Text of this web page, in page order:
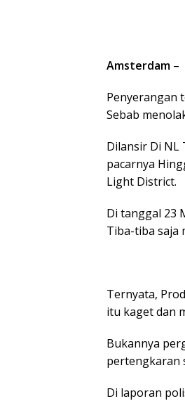
Amsterdam –
Penyerangan
Sebab
Dilansir Di NL
pacarnya
Light District.
Di tanggal 23
Tiba-tiba saja
Ternyata,
itu kaget dan
Bukannya
pertengkaran
Di laporan